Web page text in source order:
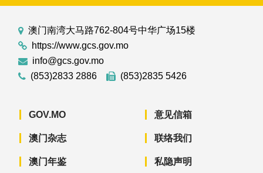
澳门南湾大马路762-804号中华广场15楼
https://www.gcs.gov.mo
info@gcs.gov.mo
(853)2833 2886
(853)2835 5426
GOV.MO
澳门杂志
澳门年鉴
意见信箱
联络我们
私隐声明